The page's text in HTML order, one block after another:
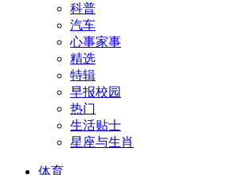
科普
汽车
心事家事
精选
特辑
早报校园
热门
生活贴士
星座与生肖
体育